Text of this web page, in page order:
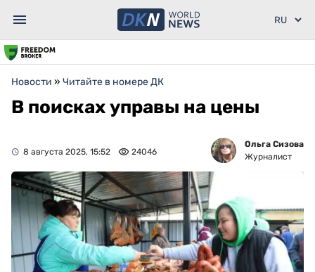
Новости » Читайте в номере ДК
В поисках управы на цены
8 августа 2025, 15:52 24046
Ольга Сизова
Журналист